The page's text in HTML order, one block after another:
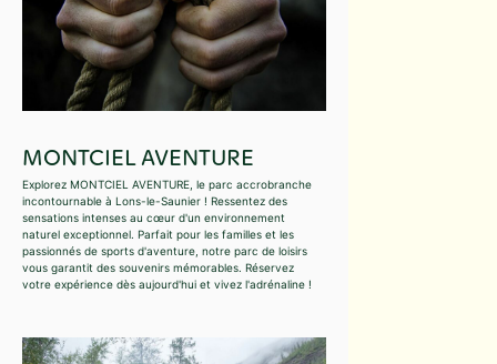
MONTCIEL AVENTURE
Explorez MONTCIEL AVENTURE, le parc accrobranche
incontournable à Lons-le-Saunier ! Ressentez des
sensations intenses au cœur d'un environnement
naturel exceptionnel. Parfait pour les familles et les
passionnés de sports d'aventure, notre parc de loisirs
vous garantit des souvenirs mémorables. Réservez
votre expérience dès aujourd'hui et vivez l'adrénaline !